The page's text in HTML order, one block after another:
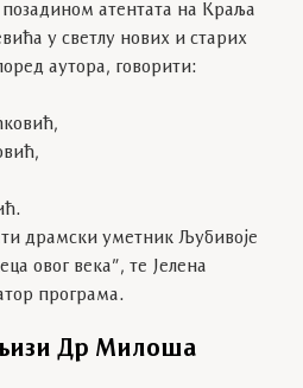
атентата на Краља
у светлу нових и старих
аутора, говорити:
драмски уметник Љубивоје
овог века”, те Јелена
програма.
Др Милоша